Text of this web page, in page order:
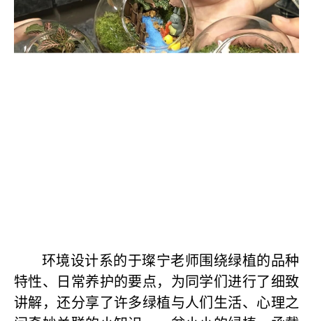
环境设计系的于璨宁老师围绕绿植的品种
特性、日常养护的要点，为同学们进行了细致
讲解，还分享了许多绿植与人们生活、心理之